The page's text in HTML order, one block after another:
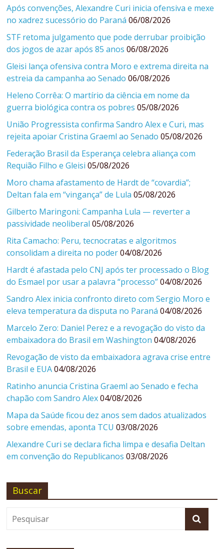
Após convenções, Alexandre Curi inicia ofensiva e mexe
no xadrez sucessório do Paraná 06/08/2026
STF retoma julgamento que pode derrubar proibição
dos jogos de azar após 85 anos 06/08/2026
Gleisi lança ofensiva contra Moro e extrema direita na
estreia da campanha ao Senado 06/08/2026
Heleno Corrêa: O martírio da ciência em nome da
guerra biológica contra os pobres 05/08/2026
União Progressista confirma Sandro Alex e Curi, mas
rejeita apoiar Cristina Graeml ao Senado 05/08/2026
Federação Brasil da Esperança celebra aliança com
Requião Filho e Gleisi 05/08/2026
Moro chama afastamento de Hardt de “covardia”;
Deltan fala em “vingança” de Lula 05/08/2026
Gilberto Maringoni: Campanha Lula — reverter a
passividade neoliberal 05/08/2026
Rita Camacho: Peru, tecnocratas e algoritmos
consolidam a direita no poder 04/08/2026
Hardt é afastada pelo CNJ após ter processado o Blog
do Esmael por usar a palavra “processo” 04/08/2026
Sandro Alex inicia confronto direto com Sergio Moro e
eleva temperatura da disputa no Paraná 04/08/2026
Marcelo Zero: Daniel Perez e a revogação do visto da
embaixadora do Brasil em Washington 04/08/2026
Revogação de visto da embaixadora agrava crise entre
Brasil e EUA 04/08/2026
Ratinho anuncia Cristina Graeml ao Senado e fecha
chapão com Sandro Alex 04/08/2026
Mapa da Saúde ficou dez anos sem dados atualizados
sobre emendas, aponta TCU 03/08/2026
Alexandre Curi se declara ficha limpa e desafia Deltan
em convenção do Republicanos 03/08/2026
Buscar